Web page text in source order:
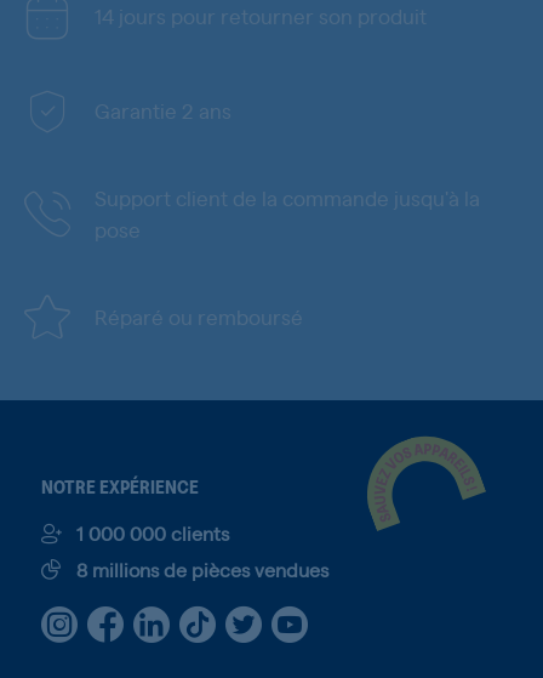
14 jours pour retourner son produit
Garantie 2 ans
Support client de la commande jusqu'à la
pose
Réparé ou remboursé
NOTRE EXPÉRIENCE
1 000 000 clients
8 millions de pièces vendues